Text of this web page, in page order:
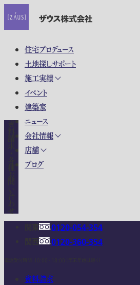
住宅プロデュース
土地探しサポート
施工実績
イベント
建築家
ニュース
会社情報
店舗
ブログ
0120-054-354
0120-360-354
資料請求